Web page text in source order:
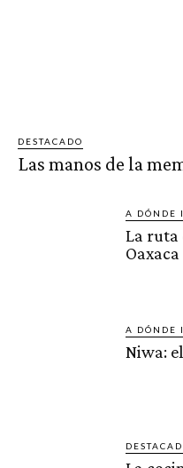
DESTACADO
Las manos de la
A DÓNDE
La ruta
Oaxaca
A DÓNDE
Niwa: